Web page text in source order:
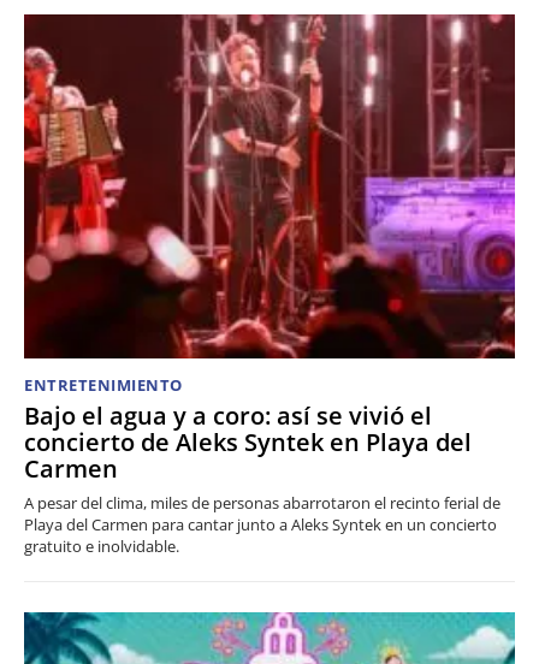
ENTRETENIMIENTO
Bajo el agua y a coro: así se vivió el
concierto de Aleks Syntek en Playa del
Carmen
A pesar del clima, miles de personas abarrotaron el recinto ferial de
Playa del Carmen para cantar junto a Aleks Syntek en un concierto
gratuito e inolvidable.